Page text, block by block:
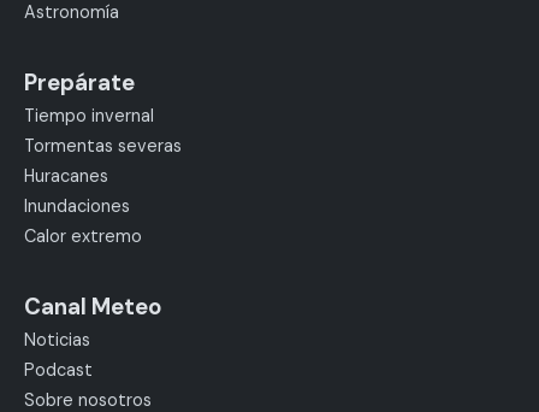
Astronomía
Prepárate
Tiempo invernal
Tormentas severas
Huracanes
Inundaciones
Calor extremo
Canal Meteo
Noticias
Podcast
Sobre nosotros